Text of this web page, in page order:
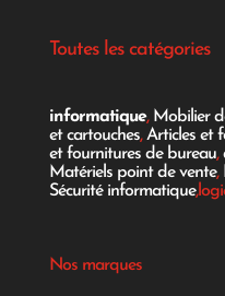
Toutes les catégories
informatique, Mobilier
et cartouches,Articles et
et fournitures de bureau,
Matériels point de vente,
Sécurité informatique
Nos marques